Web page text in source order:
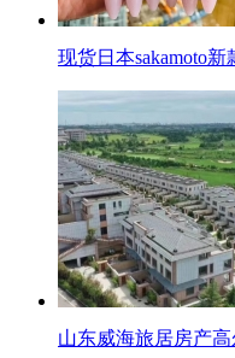
现货日本sakamoto
山东威海旅居房产